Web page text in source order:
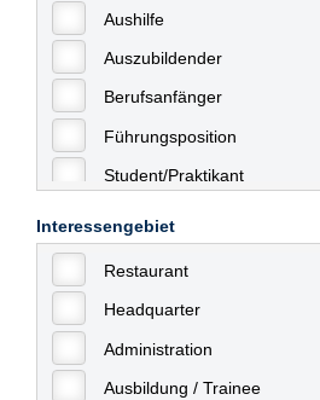
Chemnitz
Dessau
Dresden
Düsseldorf
Erfurt
Essen
Frankfurt
Frankfurt am Main
Freiburg
Fulda
Aushilfe
Auszubildender
Berufsanfänger
Führungsposition
Student/Praktikant
Interessengebiet
Restaurant
Headquarter
Administration
Ausbildung / Trainee